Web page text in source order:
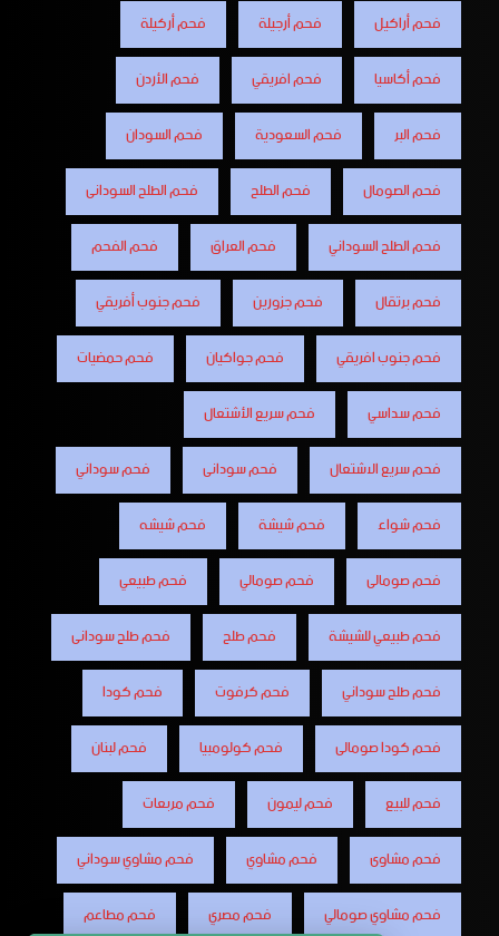
فحم أراكيل
فحم أرجيلة
فحم أركيلة
فحم أكاسيا
فحم افريقي
فحم الأردن
فحم البر
فحم السعودية
فحم السودان
فحم الصومال
فحم الطلح
فحم الطلح السودانى
فحم الطلح السوداني
فحم العراق
فحم الفحم
فحم برتقال
فحم جزورين
فحم جنوب أفريقي
فحم جنوب افريقي
فحم جواكيان
فحم حمضيات
فحم سداسي
فحم سريع الأشتعال
فحم سريع الاشتعال
فحم سودانى
فحم سوداني
فحم شواء
فحم شيشة
فحم شيشه
فحم صومالى
فحم صومالي
فحم طبيعي
فحم طبيعي للشيشة
فحم طلح
فحم طلح سودانى
فحم طلح سوداني
فحم كرفوت
فحم كودا
فحم كودا صومالى
فحم كولومبيا
فحم لبنان
فحم للبيع
فحم ليمون
فحم مربعات
فحم مشاوى
فحم مشاوي
فحم مشاوي سوداني
فحم مشاوي صومالي
فحم مصري
فحم مطاعم